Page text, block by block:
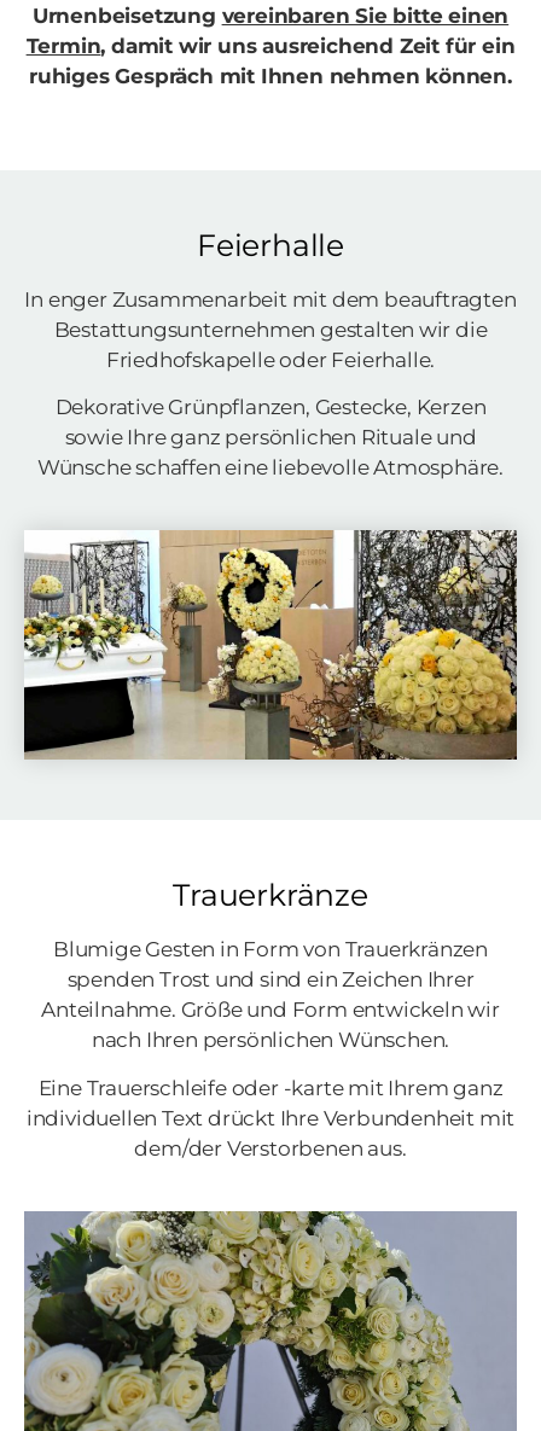
Urnenbeisetzung vereinbaren Sie bitte einen
Termin, damit wir uns ausreichend Zeit für ein
ruhiges Gespräch mit Ihnen nehmen können.
Feierhalle
In enger Zusammenarbeit mit dem beauftragten
Bestattungsunternehmen gestalten wir die
Friedhofskapelle oder Feierhalle.
Dekorative Grünpflanzen, Gestecke, Kerzen
sowie Ihre ganz persönlichen Rituale und
Wünsche schaffen eine liebevolle Atmosphäre.
Trauerkränze
Blumige Gesten in Form von Trauerkränzen
spenden Trost und sind ein Zeichen Ihrer
Anteilnahme. Größe und Form entwickeln wir
nach Ihren persönlichen Wünschen.
Eine Trauerschleife oder -karte mit Ihrem ganz
individuellen Text drückt Ihre Verbundenheit mit
dem/der Verstorbenen aus.